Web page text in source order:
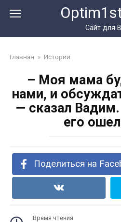
Сайт для
Главная » Истории
– Моя мама
нами, и
— сказал
его
Поделиться на
Время чтения